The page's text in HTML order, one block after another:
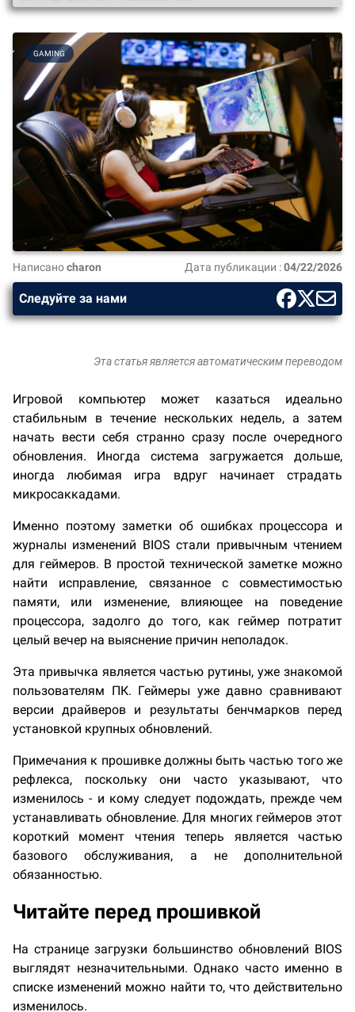
GAMING
Написаноcharon Дата публикации :04/22/2026
Следуйте за нами
Эта статья является автоматическим переводом
Игровой компьютер может казаться идеально
стабильным в течение нескольких недель, а затем
начать вести себя странно сразу после очередного
обновления. Иногда система загружается дольше,
иногда любимая игра вдруг начинает страдать
микросаккадами.
Именно поэтому заметки об ошибках процессора и
журналы изменений BIOS стали привычным чтением
для геймеров. В простой технической заметке можно
найти исправление, связанное с совместимостью
памяти, или изменение, влияющее на поведение
процессора, задолго до того, как геймер потратит
целый вечер на выяснение причин неполадок.
Эта привычка является частью рутины, уже знакомой
пользователям ПК. Геймеры уже давно сравнивают
версии драйверов и результаты бенчмарков перед
установкой крупных обновлений.
Примечания к прошивке должны быть частью того же
рефлекса, поскольку они часто указывают, что
изменилось - и кому следует подождать, прежде чем
устанавливать обновление. Для многих геймеров этот
короткий момент чтения теперь является частью
базового обслуживания, а не дополнительной
обязанностью.
Читайте перед прошивкой
На странице загрузки большинство обновлений BIOS
выглядят незначительными. Однако часто именно в
списке изменений можно найти то, что действительно
изменилось.